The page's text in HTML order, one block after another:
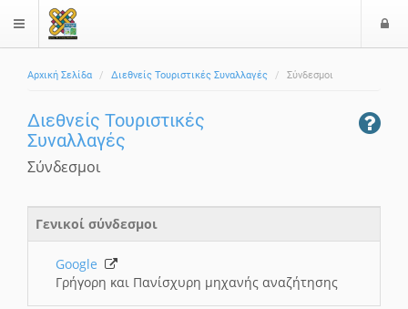
$langMenu
Αρχική Σελίδα Διεθνείς Τουριστικές Συναλλαγές Σύνδεσμοι
Διεθνείς Τουριστικές
Συναλλαγές
Σύνδεσμοι
Γενικοί σύνδεσμοι
Google
Γρήγορη και Πανίσχυρη μηχανής αναζήτησης